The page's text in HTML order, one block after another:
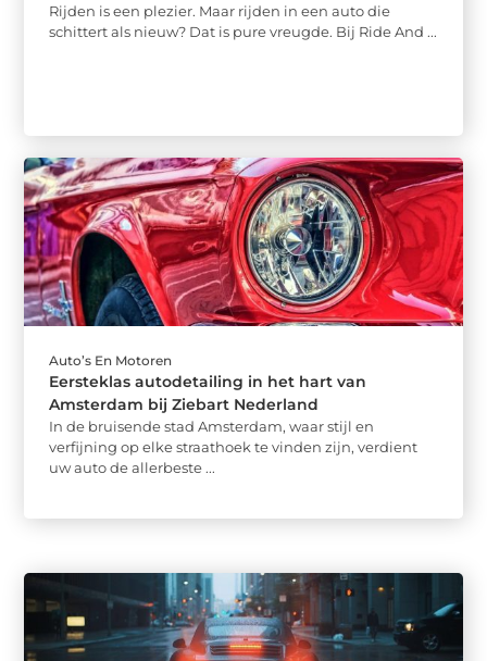
Rijden is een plezier. Maar rijden in een auto die
schittert als nieuw? Dat is pure vreugde. Bij Ride And ...
Auto’s En Motoren
Eersteklas autodetailing in het hart van
Amsterdam bij Ziebart Nederland
In de bruisende stad Amsterdam, waar stijl en
verfijning op elke straathoek te vinden zijn, verdient
uw auto de allerbeste ...